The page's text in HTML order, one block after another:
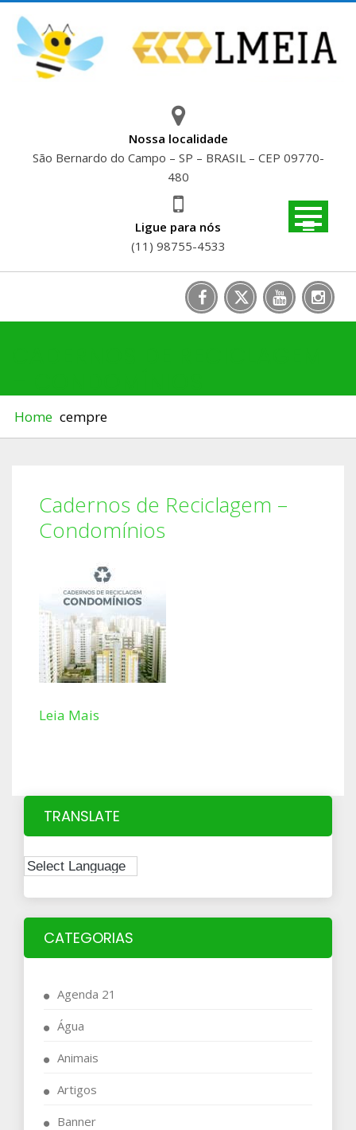
content
Nossa localidade
São Bernardo do Campo – SP – BRASIL – CEP 09770-
480
Ligue para nós
(11) 98755-4533
Home cempre
Cadernos de Reciclagem –
Condomínios
Leia Mais
TRANSLATE
CATEGORIAS
Agenda 21
Água
Animais
Artigos
Banner